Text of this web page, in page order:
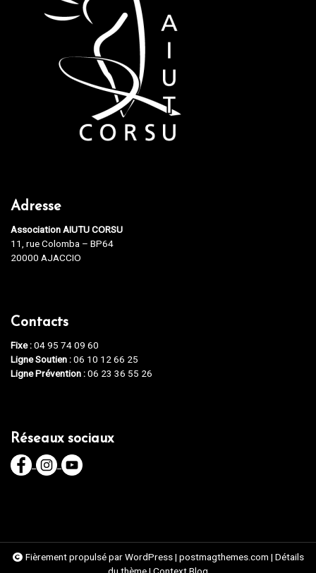
Adresse
Association AIUTU CORSU
11, rue Colomba – BP64
20000 AJACCIO
Contacts
Fixe :04 95 74 09 60
Ligne Soutien :06 10 12 66 25
Ligne Prévention :06 23 36 55 26
Réseaux sociaux
Fièrement propulsé par WordPress| postmagthemes.com | Détails